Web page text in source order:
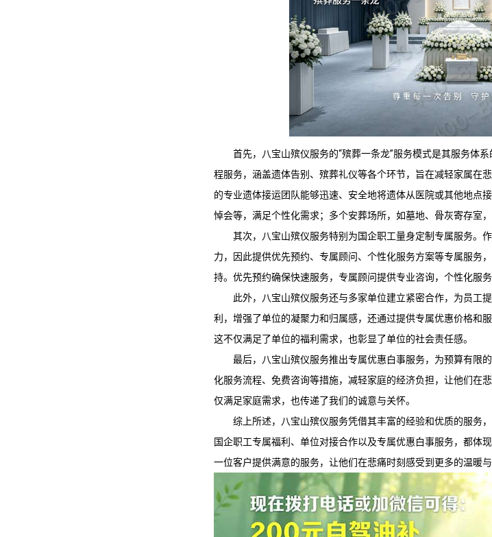
首先， 八宝山殡仪服务的“殡葬一条龙”服务模式是其服务体
程服务，涵盖遗体告别、殡葬礼仪等各个环节，旨在减轻家属在
的专业遗体接运团队能够迅速、安全地将遗体从医院或其他地点
悼会等，满足个性化需求；多个安葬场所，如墓地、骨灰寄存室，
其次，
八宝山殡仪服务特别为国企职工量身定制专属服务。
力，因此提供优先预约、专属顾问、个性化服务方案等专属服务
持。优先预约确保快速服务，专属顾问提供专业咨询，个性化服
此外，
八宝山殡仪服务还与多家单位建立紧密合作，为员工
利，增强了单位的凝聚力和归属感，还通过提供专属优惠价格和
这不仅满足了单位的福利需求，也彰显了单位的社会责任感。
最后，
八宝山殡仪服务推出专属优惠白事服务，为预算有限
化服务流程、免费咨询等措施，减轻家庭的经济负担，让他们在
仅满足家庭需求，也传递了我们的诚意与关怀。
综上所述，
八宝山殡仪服务凭借其丰富的经验和优质的服务
国企职工专属福利、单位对接合作以及专属优惠白事服务，都体
一位客户提供满意的服务，让他们在悲痛时刻感受到更多的温暖与